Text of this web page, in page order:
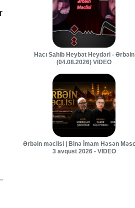
Hacı Sahib Heybət Heydəri - Ərbəin
(04.08.2026) VİDEO
Ərbəin məclisi | Binə İmam Həsən
3 avqust 2026 - VİDEO